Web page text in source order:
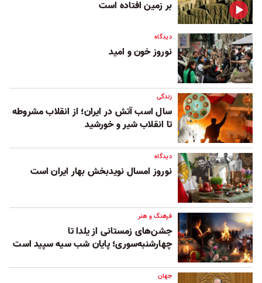
بر زمین افتاده است
دیدگاه
نوروز خون و امید
زندگی
سال اسب آتش در ایران؛ از انقلاب مشروطه
تا انقلاب شیر و خورشید
دیدگاه
نوروز امسال نوید‌بخش بهار ایران است
فرهنگ و هنر
جشن‌های زمستانی از یلدا تا
چهارشنبه‌سوری؛ پایان شب سیه سپید است
جهان